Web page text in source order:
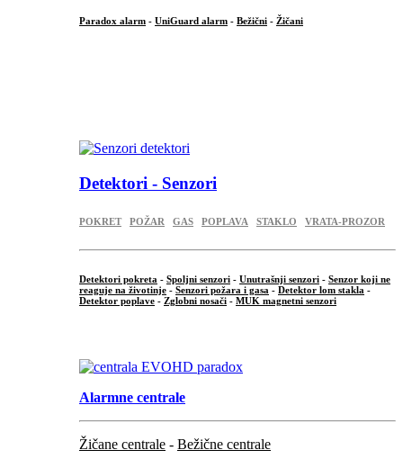
Paradox alarm - UniGuard alarm - Bežični - Žičani
Detektori - Senzori
POKRET POŽAR GAS POPLAVA STAKLO VRATA-PROZOR
Detektori pokreta - Spoljni senzori - Unutrašnji senzori - Senzor koji ne
reaguje na životinje - Senzori požara i gasa - Detektor lom stakla -
Detektor poplave - Zglobni nosači - MUK magnetni senzori
Alarmne centrale
Žičane centrale - Bežične centrale